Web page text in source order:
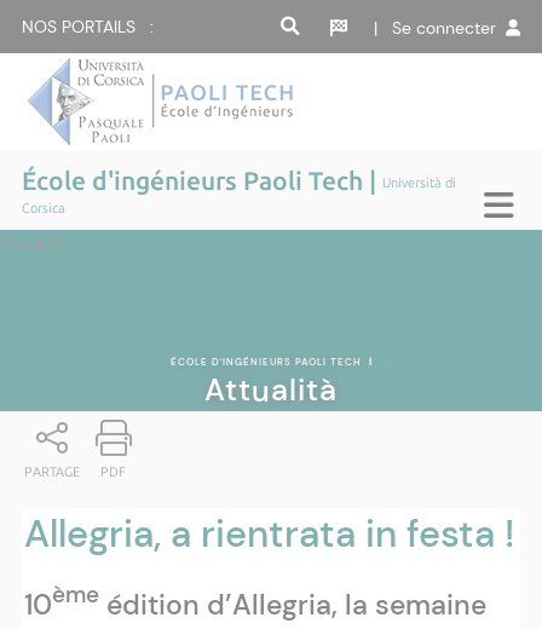
NOS PORTAILS : | Se connecter
École d'ingénieurs Paoli Tech |
Università di
Corsica
Attualità
ÉCOLE D'INGÉNIEURS PAOLI TECH |
Attualità
PARTAGE PDF
Allegria, a rientrata in festa !
10èmeédition d’Allegria, la semaine